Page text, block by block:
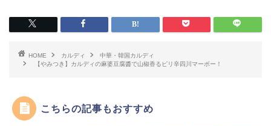
HOME カルディ
中華・韓国カルディ
【やみつき】カルディの麻婆豆腐醬で山椒香るピリ辛四川マーボー！
こちらの記事もおすすめ